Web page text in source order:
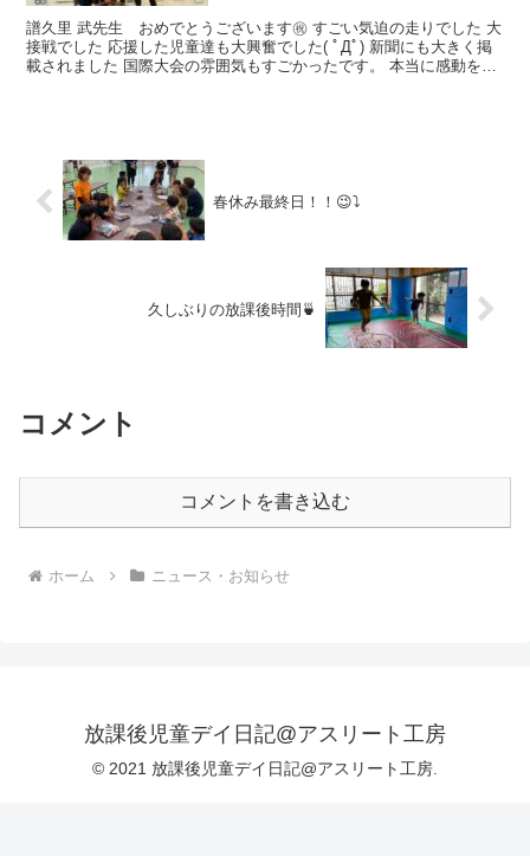
譜久里 武先生 おめでとうございます㊗ すごい気迫の走りでした 大
接戦でした 応援した児童達も大興奮でした( ﾟДﾟ) 新聞にも大きく掲
載されました 国際大会の雰囲気もすごかったです。 本当に感動をあ
春休み最終日！！😉⤵
久しぶりの放課後時間🍵
コメント
コメントを書き込む
ホーム ニュース・お知らせ
放課後児童デイ日記@アスリート工房
© 2021 放課後児童デイ日記@アスリート工房.